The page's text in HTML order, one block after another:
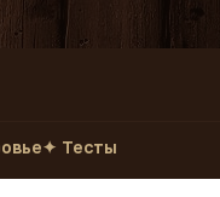
✦ Тесты